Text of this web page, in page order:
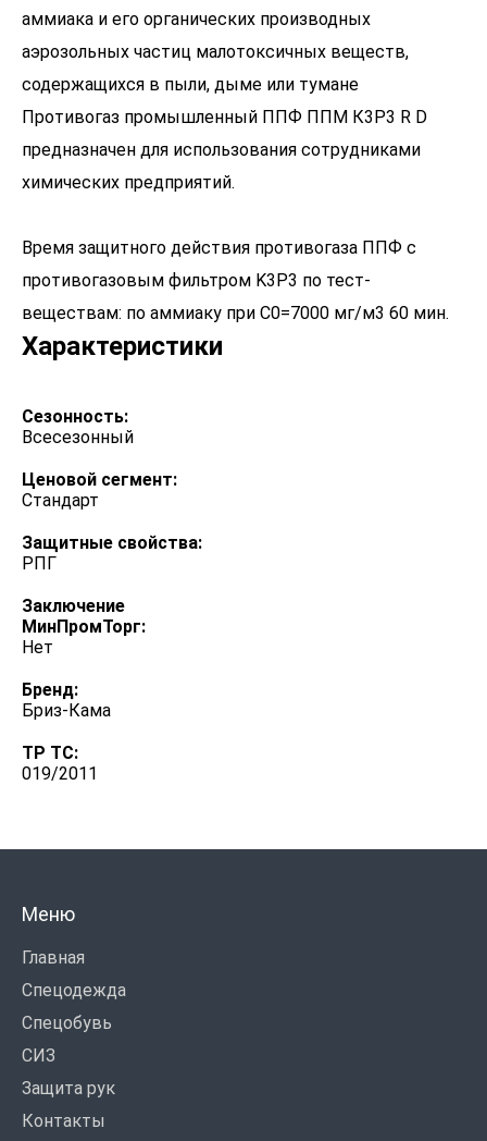
аммиака и его органических производных
аэрозольных частиц малотоксичных веществ,
содержащихся в пыли, дыме или тумане
Противогаз промышленный ППФ ППМ К3Р3 R D
предназначен для использования сотрудниками
химических предприятий.
Время защитного действия противогаза ППФ с
противогазовым фильтром K3P3 по тест-
веществам: по аммиаку при С0=7000 мг/м3 60 мин.
Характеристики
Сезонность:
Всесезонный
Ценовой сегмент:
Стандарт
Защитные свойства:
РПГ
Заключение
МинПромТорг:
Нет
Бренд:
Бриз-Кама
ТР ТС:
019/2011
Меню
Главная
Спецодежда
Спецобувь
СИЗ
Защита рук
Контакты